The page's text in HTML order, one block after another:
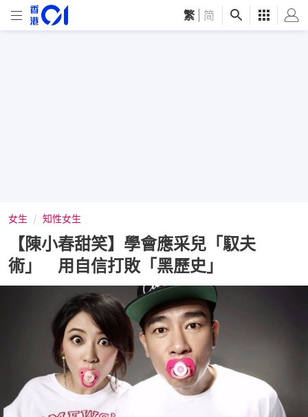
繁 简
女生 知性女生
【陳小春甜笑】學會應采兒「馭夫
術」 用自信打敗「黑歷史」